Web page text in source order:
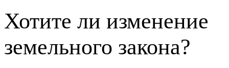
Хотите ли изменение
земельного закона?